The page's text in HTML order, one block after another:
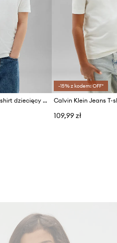
Calvin Klein Jeans T-shirt dziecięcy bawełniany
-15% z kodem: OFF*
109,99 zł